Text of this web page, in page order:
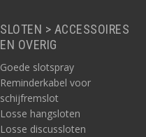
SLOTEN > ACCESSOIRES
EN OVERIG
Goede slotspray
Reminderkabel voor
schijfremslot
Losse hangsloten
Losse discussloten